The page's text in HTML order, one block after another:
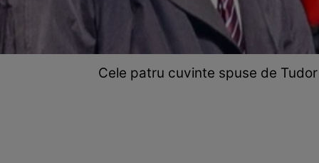
Cele patru cuvinte spuse de